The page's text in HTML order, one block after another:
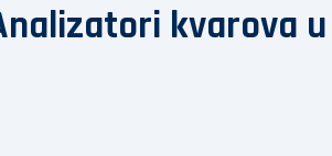
kvarova